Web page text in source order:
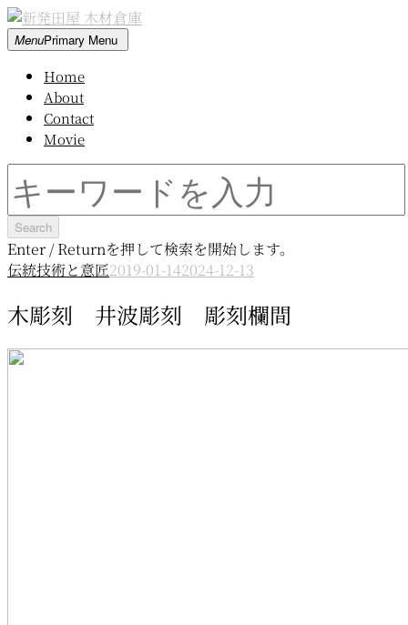
Skip
to
新
倉
庫
MenuPrimary Menu
Home
About
Contact
Movie
for:
Enter / Returnを押して検索を開始します。
伝統技術と意匠2019-01-142024-12-13
木彫刻 井波彫刻 彫刻欄間